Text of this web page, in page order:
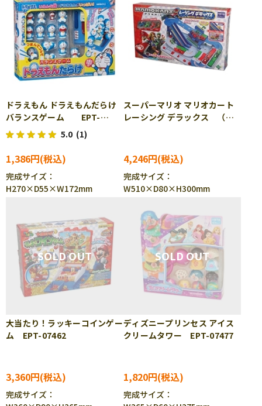
ドラえもん ドラえもんだらけ
バランスゲーム EPT-
01340
5.0 (1)
1,386円
完成サイズ：
H270×D55×W172mm
スーパーマリオ マリオカート
レーシング デラックス （ラ
4,246円
完成サイズ：
W510×D80×H300mm
大当たり！ラッキーコインゲー
ム EPT-07462
3,360円
完成サイズ：
ディズニープリンセス アイス
クリームタワー EPT-07477
1,820円
完成サイズ：